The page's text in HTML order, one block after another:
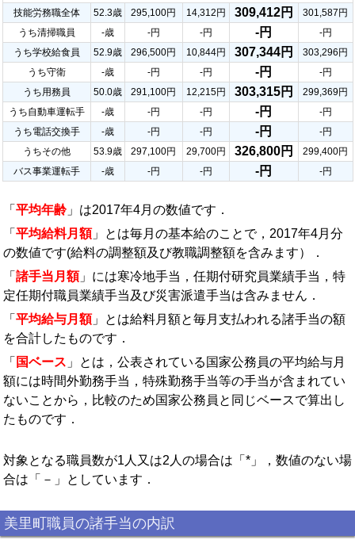
技能労務職全体 52.3歳 295,100円 14,312円 309,412円
301,587円
うち清掃職員
-歳 -円 -円 -円
-円
うち学校給食員
52.9歳 296,500円 10,844円 307,344円
303,296円
うち守衛
-歳 -円 -円 -円
-円
うち用務員
50.0歳 291,100円 12,215円 303,315円
299,369円
うち自動車運転手
-歳 -円 -円 -円
-円
うち電話交換手
-歳 -円 -円 -円
-円
うちその他
53.9歳 297,100円 29,700円 326,800円
299,400円
バス事業運転手
-歳 -円 -円 -円 -円
「 平均年齢 」は2017年4月の数値です．
「 平均給料月額」とは毎月の基本給のことで，2017年4月分
の数値です(給料の調整額及び教職調整額を含みます）．
「 諸手当月額」には寒冷地手当，任期付研究員業績手当，特
定任期付職員業績手当及び災害派遣手当は含みません．
「 平均給与月額」とは給料月額と毎月支払われる諸手当の額
を合計したものです．
「 国ベース 」とは，公表されている国家公務員の平均給与月
額には時間外勤務手当，特殊勤務手当等の手当が含まれてい
ないことから，比較のため国家公務員と同じベースで算出し
たものです．
対象となる職員数が1人又は2人の場合は「*」，数値のない場
合は「－」としています．
美里町職員の諸手当の内訳